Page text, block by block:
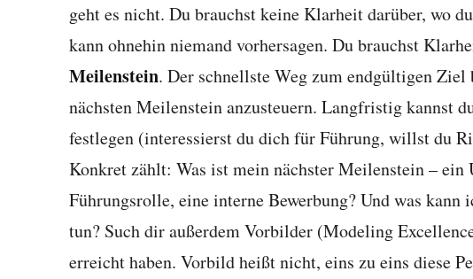
geht es nicht. Du brauchst keine Klarheit darüber, wo
kann ohnehin niemand vorhersagen. Du brauchst
Meilenstein. Der schnellste Weg zum endgültigen
nächsten Meilenstein anzusteuern. Langfristig kannst
festlegen (interessierst du dich für Führung, willst du
Konkret zählt: Was ist mein nächster Meilenstein – ein
Führungsrolle, eine interne Bewerbung? Und was
tun? Such dir außerdem Vorbilder (Modeling
erreicht haben. Vorbild heißt nicht, eins zu eins diese